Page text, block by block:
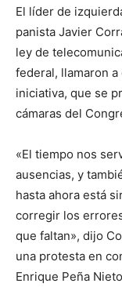
El líder de
panista Javier
ley de
federal, llamaron
iniciativa, que se
cámaras del
«El tiempo nos
ausencias, y
hasta ahora está
corregir los
que faltan», dijo
una protesta en
Enrique Peña